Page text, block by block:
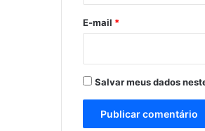
*
E-mail *
Salvar meus dados